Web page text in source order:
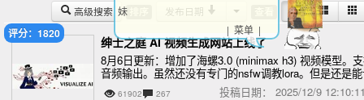
高级搜索 发布日期
评分：1820
绅士之庭 AI 视频生成网站上线了
8月6日更新：增加了海螺3.0 (minimax h3) 视频模型。
音频输出。虽然还没有专门的nsfw调教lora。但是还是
图片合理动起来的
61902 267 投稿日期： 2025/12/9
妹
| 菜单 |